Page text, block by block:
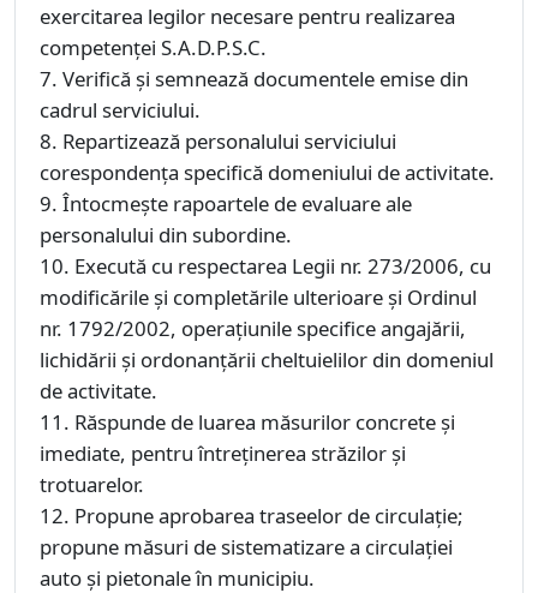
exercitarea legilor necesare pentru realizarea
competenţei S.A.D.P.S.C.
7. Verifică și semnează documentele emise din
cadrul serviciului.
8. Repartizează personalului serviciului
corespondenţa specifică domeniului de activitate.
9. Întocmeşte rapoartele de evaluare ale
personalului din subordine.
10. Execută cu respectarea Legii nr. 273/2006, cu
modificările şi completările ulterioare şi Ordinul
nr. 1792/2002, operaţiunile specifice angajării,
lichidării şi ordonanţării cheltuielilor din domeniul
de activitate.
11. Răspunde de luarea măsurilor concrete şi
imediate, pentru întreţinerea străzilor şi
trotuarelor.
12. Propune aprobarea traseelor de circulaţie;
propune măsuri de sistematizare a circulaţiei
auto şi pietonale în municipiu.